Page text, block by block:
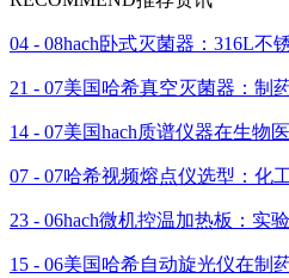
04 - 08hach卧式灭菌器：316L不
21 - 07美国哈希真空灭菌器：制
14 - 07美国hach质谱仪器在生物
07 - 07哈希视频熔点仪选型：化
23 - 06hach微机控温加热板：实
15 - 06美国哈希自动旋光仪在制